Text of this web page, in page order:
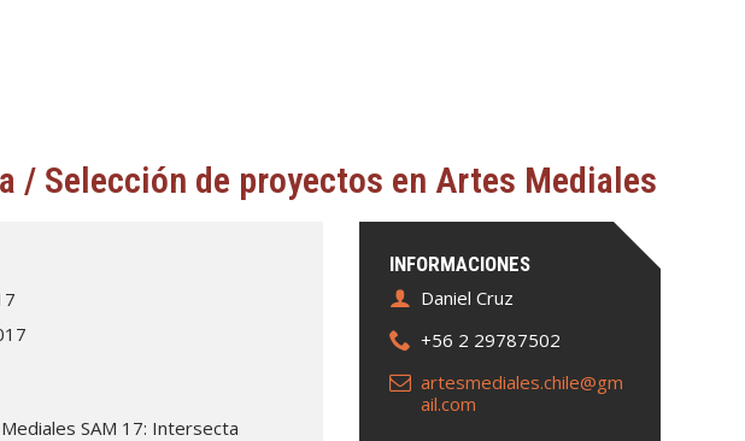
/ Selección de proyectos en Artes Mediales
INFORMACIONES
Daniel Cruz
+56 2 29787502
artesmediales.chile@gm
ail.com
SAM 17: Intersecta